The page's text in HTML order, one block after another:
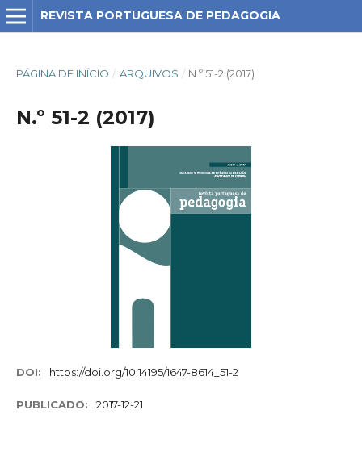
REVISTA PORTUGUESA DE PEDAGOGIA
PÁGINA DE INÍCIO / ARQUIVOS / N.º 51-2 (2017)
N.º 51-2 (2017)
DOI: https://doi.org/10.14195/1647-8614_51-2
PUBLICADO: 2017-12-21